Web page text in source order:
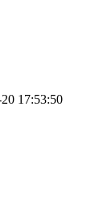
17:53:50